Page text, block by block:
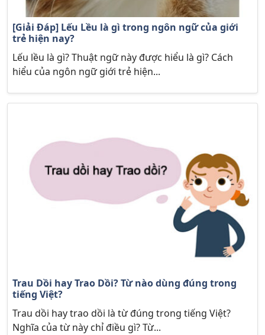
[Giải Đáp] Lếu Lều là gì trong ngôn ngữ của giới
trẻ hiện nay?
Lếu lều là gì? Thuật ngữ này được hiểu là gì? Cách
hiểu của ngôn ngữ giới trẻ hiện...
Trau Dồi hay Trao Dồi? Từ nào dùng đúng trong
tiếng Việt?
Trau dồi hay trao dồi là từ đúng trong tiếng Việt?
Nghĩa của từ này chỉ điều gì? Từ...